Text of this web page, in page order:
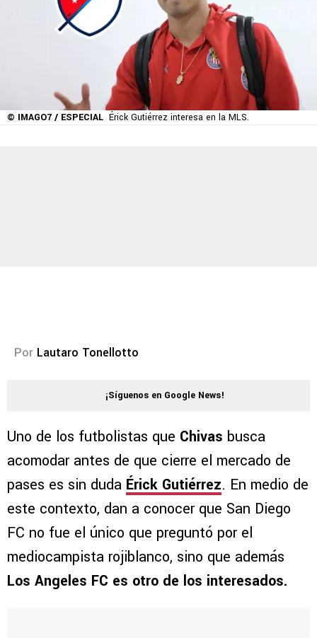
© IMAGO7 / ESPECIAL Érick Gutiérrez interesa en la MLS.
Por Lautaro Tonellotto
¡Síguenos en Google News!
Uno de los futbolistas que Chivas busca
acomodar antes de que cierre el mercado de
pases es sin duda Érick Gutiérrez. En medio de
este contexto, dan a conocer que San Diego
FC no fue el único que preguntó por el
mediocampista rojiblanco, sino que además
Los Angeles FC es otro de los interesados.